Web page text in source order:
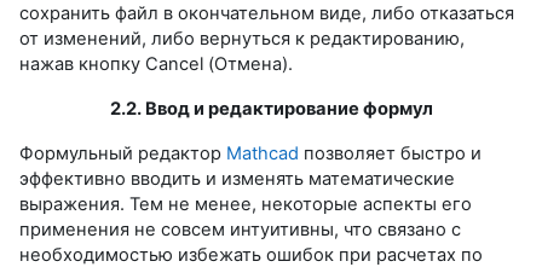
сохранить файл в окончательном виде, либо отказаться
от изменений, либо вернуться к редактированию,
нажав кнопку Cancel (Отмена).
2.2. Ввод и редактирование формул
Формульный редактор Mathcad позволяет быстро и
эффективно вводить и изменять математические
выражения. Тем не менее, некоторые аспекты его
применения не совсем интуитивны, что связано с
необходимостью избежать ошибок при расчетах по